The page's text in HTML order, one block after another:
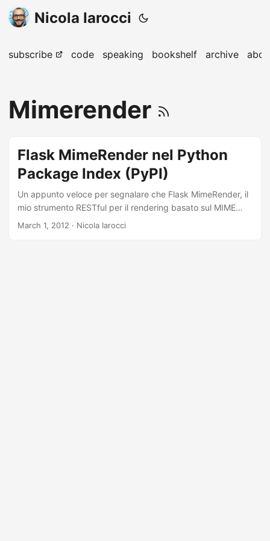
Nicola Iarocci
subscribe code speaking bookshelf archive
Mimerender
Flask MimeRender nel Python
Package Index (PyPI)
Un appunto veloce per segnalare che Flask MimeRender, il
mio strumento RESTful per il rendering basato sul MIME
Media-Type delle richieste HTTP (JSON, XML, HTML,
March 1, 2012 · Nicola Iarocci